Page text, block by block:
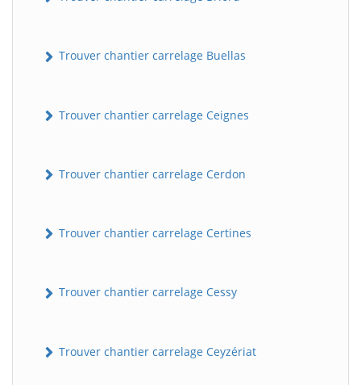
Trouver chantier carrelage Buellas
Trouver chantier carrelage Ceignes
Trouver chantier carrelage Cerdon
Trouver chantier carrelage Certines
Trouver chantier carrelage Cessy
Trouver chantier carrelage Ceyzériat